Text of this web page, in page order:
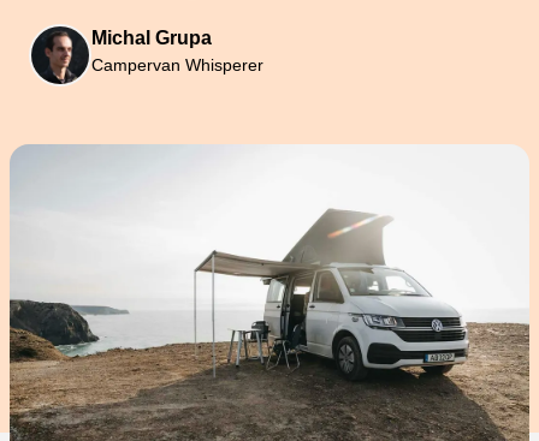
Michal Grupa
Campervan Whisperer